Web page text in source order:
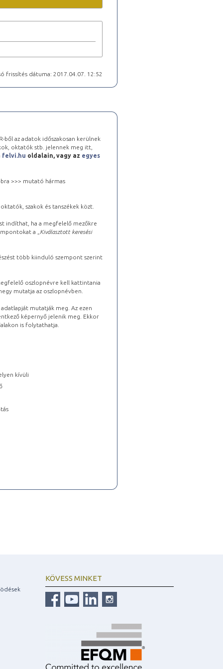
frissítés dátuma: 2017.04.07. 12:52
ből az adatok időszakosan kerülnek
oktatók stb. jelennek meg itt,
felvi.hu oldalain, vagy az egyes
>>> mutató hármas
szakok és tanszékek közt.
indíthat, ha a megfelelő mezőkre
a „ Kiválasztott keresési
több kiinduló szempont szerint
oszlopnévre kell kattintania
mutatja az oszlopnévben.
mutatják meg. Az ezen
képernyő jelenik meg. Ekkor
is folytathatja.
kívüli
KÖVESS MINKET